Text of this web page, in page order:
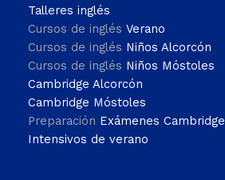
Talleres inglés
Cursos de inglés Verano
Cursos de inglés Niños Alcorcón
Cursos de inglés Niños Móstoles
Cambridge Alcorcón
Cambridge Móstoles
Preparación Exámenes Cambridge
Intensivos de verano